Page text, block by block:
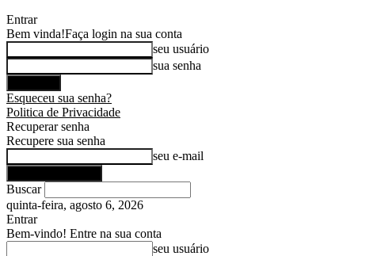
Entrar
Bem vinda!Faça login na sua conta
seu usuário
sua senha
Esqueceu sua senha?
Politica de Privacidade
Recuperar senha
Recupere sua senha
seu e-mail
Buscar
quinta-feira, agosto 6, 2026
Entrar
Bem-vindo! Entre na sua conta
seu usuário